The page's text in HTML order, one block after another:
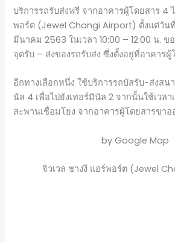
บริการรถรับส่งฟรี จากอาคารผู้โดยสาร 4
พอร์ต (Jewel Changi Airport) ตั้งแต่วันที่
มีนาคม 2563 ในเวลา 10:00 – 12:00 น.
จุดรับ – ส่งของรถรับส่ง ซึ่งตั้งอยู่ที่อาคารผู้
อีกทางเลือกหนึ่ง ใช้บริการรถบัสรับ-ส่งสน
นัล 4 เพื่อไปยังเทอร์มินัล 2 จากนั้นใช้เวล
สะพานเชื่อมโยง จากอาคารผู้โดยสารขา
by Google Map
จิวเวล ชางงี แอร์พอร์ต (Jewel